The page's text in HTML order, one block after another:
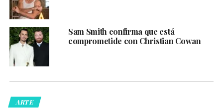
Sam Smith confirma que está
comprometide con Christian Cowan
ARTE